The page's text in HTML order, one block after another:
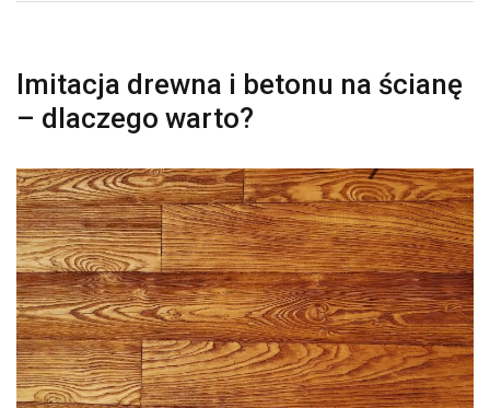
Imitacja drewna i betonu na ścianę
– dlaczego warto?